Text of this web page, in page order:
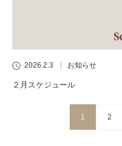
2026.2.3 お知らせ
２月スケジュール
1 2